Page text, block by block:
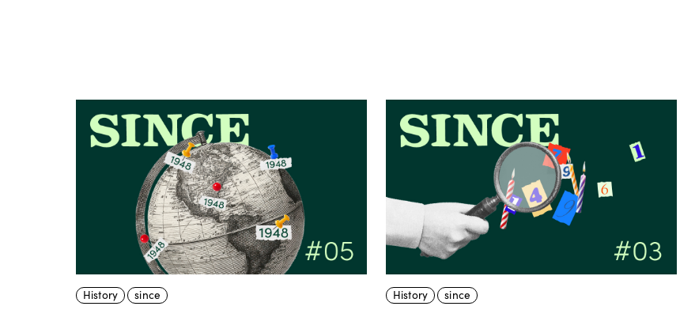
History since History since